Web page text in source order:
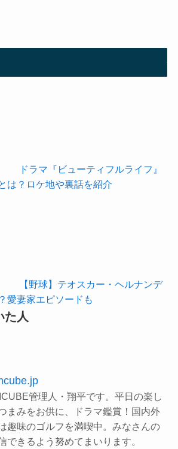
ドラマ『ビューティフルライフ』
は？ロケ地や裏話を紹介
【野球】テオスカー・ヘルナンデ
愛妻家エピソードも
た人
管理人・翔平です。平日の楽し
まみをお供に、ドラマ鑑賞！国内外
趣味のゴルフを満喫中。みなさんの
できるよう努めてまいります。